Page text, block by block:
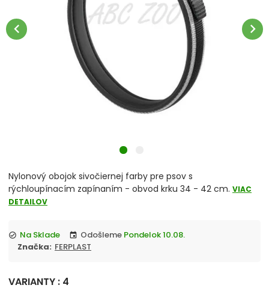
Vitamíny a liečivá
Tašky a kabelky
Antiparazitiká pre psov
Flexi, Amigo - vodítko samonavíjacie
chevron_left chevron_right
Nylonový obojok sivočiernej farby pre psov s
rýchloupínacím zapínaním - obvod krku 34 - 42 cm. VIAC
DETAILOV
check_circle Na Sklade event Odošleme Pondelok 10.08.
Značka:
FERPLAST
VARIANTY : 4